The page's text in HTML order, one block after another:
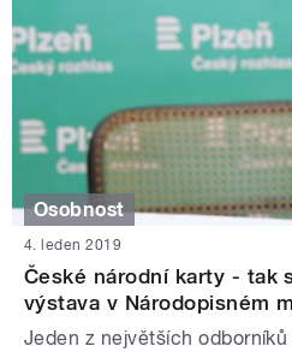
Osobnost
4. leden 2019
České národní karty - tak
výstava v Národopisném
Jeden z největších odborníků